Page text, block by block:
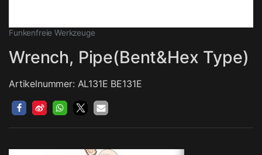
Funkenfreie Werkzeuge
Wrench, Pipe(Bent&Hex Type)
Artikelnummer: AL131E BE131E